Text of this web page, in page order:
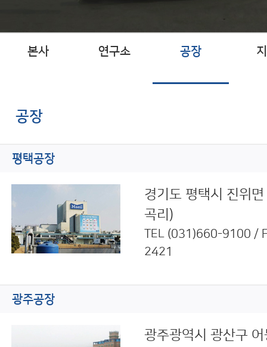
본사 연구소 공장
공장
평택공장
경기도 평택시 진위
곡리)
TEL (031)660-9100 /
2421
광주공장
광주광역시 광산구